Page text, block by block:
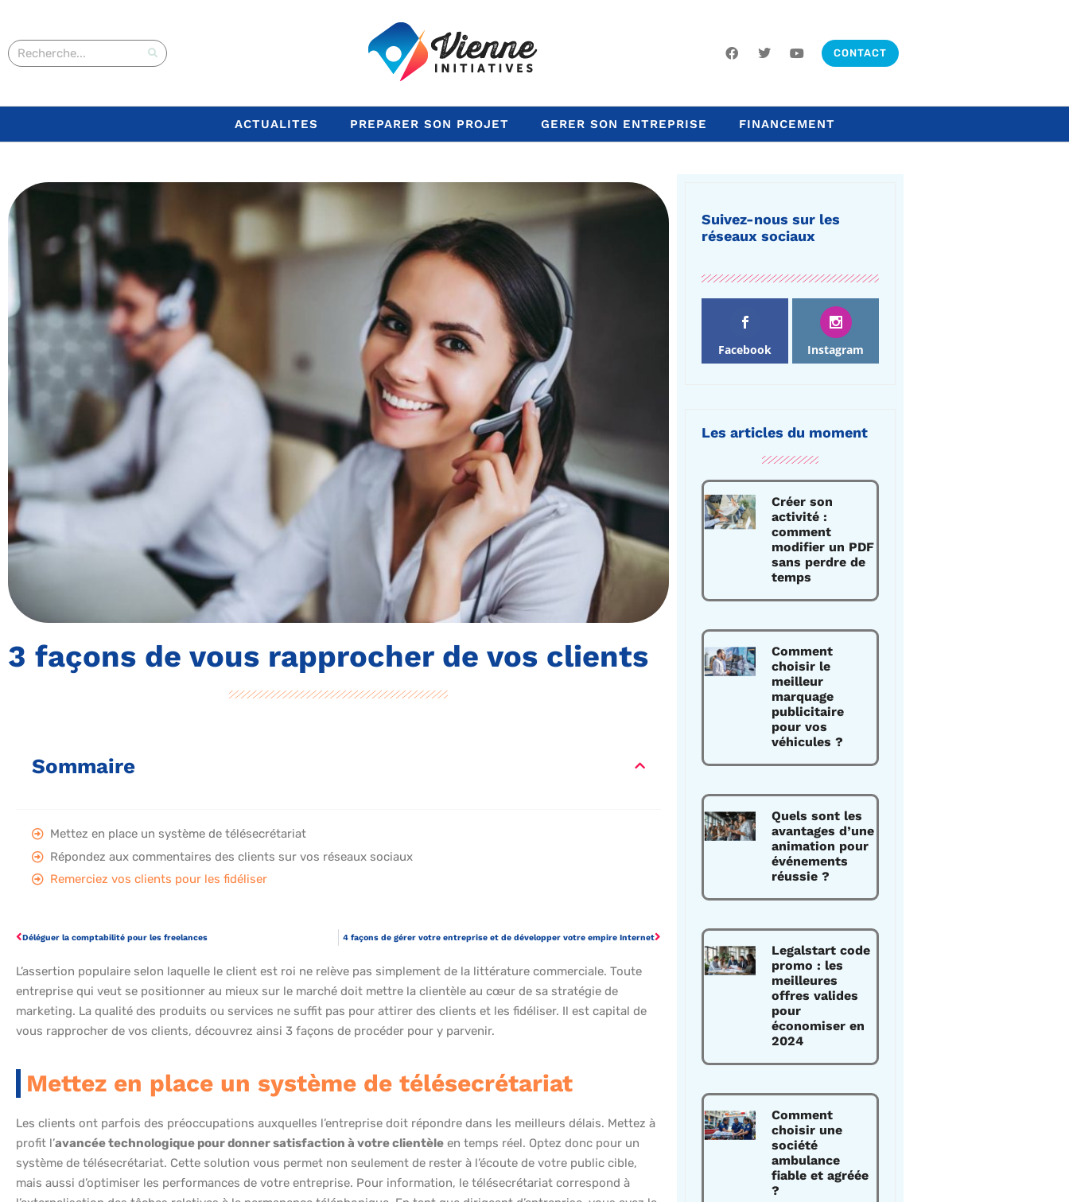
CONTACT
ACTUALITES PREPARER SON PROJET GERER SON ENTREPRISE FINANCEMENT
3 façons de vous rapprocher de vos clients
Sommaire
Mettez en place un système de télésecrétariat
Répondez aux commentaires des clients sur vos réseaux sociaux
Remerciez vos clients pour les fidéliser
Déléguer la comptabilité pour les freelances 4 façons de gérer votre entreprise et de développer votre empire Internet
L’assertion populaire selon laquelle le client est roi ne relève pas simplement de la littérature commerciale. Toute
entreprise qui veut se positionner au mieux sur le marché doit mettre la clientèle au cœur de sa stratégie de
marketing. La qualité des produits ou services ne suffit pas pour attirer des clients et les fidéliser. Il est capital de
vous rapprocher de vos clients, découvrez ainsi 3 façons de procéder pour y parvenir.
Mettez en place un système de télésecrétariat
Les clients ont parfois des préoccupations auxquelles l’entreprise doit répondre dans les meilleurs délais. Mettez à
profit l’avancée technologique pour donner satisfaction à votre clientèle en temps réel. Optez donc pour un
système de télésecrétariat. Cette solution vous permet non seulement de rester à l’écoute de votre public cible,
mais aussi d’optimiser les performances de votre entreprise. Pour information, le télésecrétariat correspond à
Suivez-nous sur les
réseaux sociaux
Facebook Instagram
Les articles du moment
Créer son
activité :
comment
modifier un PDF
sans perdre de
temps
Comment
choisir le
meilleur
marquage
publicitaire
pour vos
véhicules ?
Quels sont les
avantages d’une
animation pour
événements
réussie ?
Legalstart code
promo : les
meilleures
offres valides
pour
économiser en
2024
Comment
choisir une
société
ambulance
fiable et agréée
?